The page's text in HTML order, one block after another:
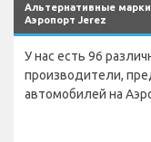
Альтернативные
Аэропорт Jerez
У нас есть 96
производители,
автомобилей на